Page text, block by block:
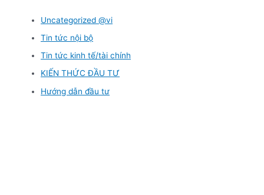
Uncategorized @vi
Tin tức nội bộ
Tin tức kinh tế/tài chính
KIẾN THỨC ĐẦU TƯ
Hướng dẫn đầu tư